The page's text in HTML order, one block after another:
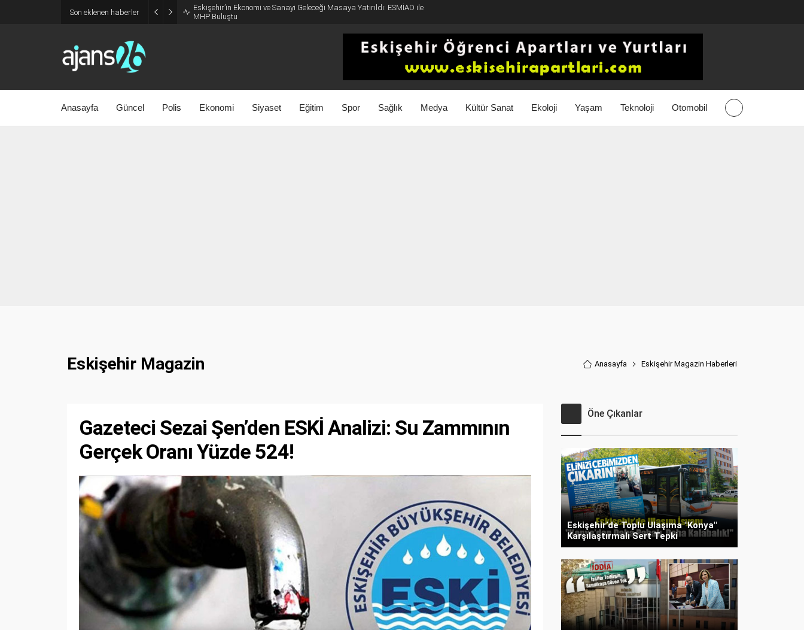
Son eklenen haberler
Eskişehir’in Ekonomi ve Sanayi Geleceği Masaya Yatırıldı: ESMİAD ile
MHP Buluştu
Anasayfa Güncel Polis Ekonomi Siyaset Eğitim Spor Sağlık Medya Kültür Sanat Ekoloji Yaşam Teknoloji Otomobil
Eskişehir Magazin Anasayfa Eskişehir Magazin Haberleri
Gazeteci Sezai Şen’den ESKİ Analizi: Su Zammının
Gerçek Oranı Yüzde 524!
Öne Çıkanlar
Eskişehir’de Toplu Ulaşıma "Konya"
Karşılaştırmalı Sert Tepki